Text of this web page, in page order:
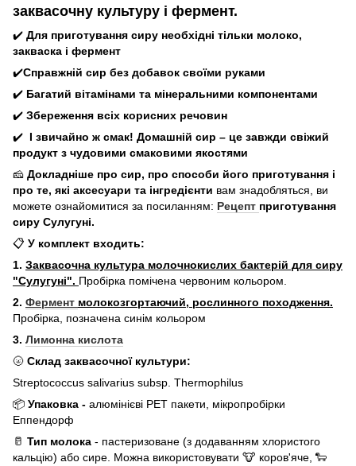
заквасочну культуру і фермент.
✔️ Для приготування сиру необхідні тільки молоко,
закваска і фермент
✔️Справжній сир без добавок своїми руками
✔️ Багатий вітамінами та мінеральними компонентами
✔️ Збереження всіх корисних речовин
✔️ І звичайно ж смак! Домашній сир – це завжди свіжий
продукт з чудовими смаковими якостями
🧀 Докладніше про сир, про способи його приготування і
про те, які аксесуари та інгредієнти вам знадобляться, ви
можете ознайомитися за посиланням: Рецепт приготування
сиру Сулугуні.
📋 У комплект входить:
1. Заквасочна культура молочнокислих бактерій для сиру
"Сулугуні". Пробірка помічена червоним кольором.
2. Фермент молокозгортаючий, рослинного походження.
Пробірка, позначена синім кольором
3. Лимонна кислота
🌝 Склад заквасочної культури:
Streptococcus salivarius subsp. Thermophilus
📦 Упаковка - алюмінієві РЕТ пакети, мікропробірки
Еппендорф
🥛 Тип молока - пастеризоване (з додаванням хлористого
кальцію) або сире. Можна використовувати 🐮 коров'яче, 🐑